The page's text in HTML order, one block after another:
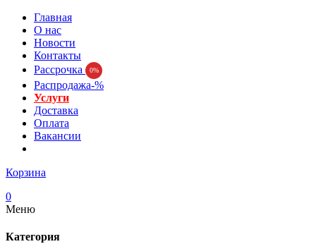
Главная
О нас
Новости
Контакты
Рассрочка
0%
Распродажа-%
Услуги
Доставка
Оплата
Вакансии
Корзина
0
Меню
Категория